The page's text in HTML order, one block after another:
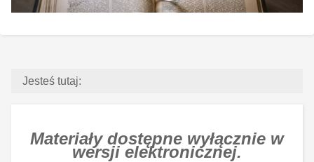
Jesteś tutaj:
Materiały dostępne wyłącznie w
wersji elektronicznej.